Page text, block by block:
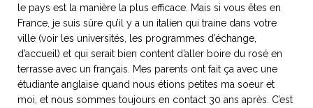
le pays est la manière la plus efficace. Mais si vous êtes en
France, je suis sûre qu’il y a un italien qui traine dans votre
ville (voir les universités, les programmes d’échange,
d’accueil) et qui serait bien content d’aller boire du rosé en
terrasse avec un français. Mes parents ont fait ça avec une
étudiante anglaise quand nous étions petites ma soeur et
moi, et nous sommes toujours en contact 30 ans après. C’est